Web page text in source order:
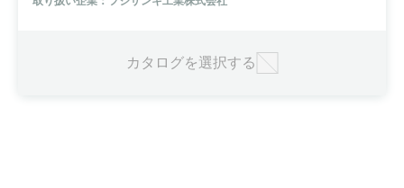
は600～1,600mm、速度は最大300m/minです。
カタログを選択する